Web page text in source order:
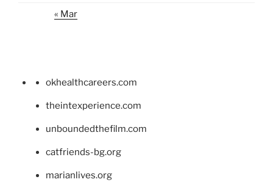
« Mar
okhealthcareers.com
theintexperience.com
unboundedthefilm.com
catfriends-bg.org
marianlives.org